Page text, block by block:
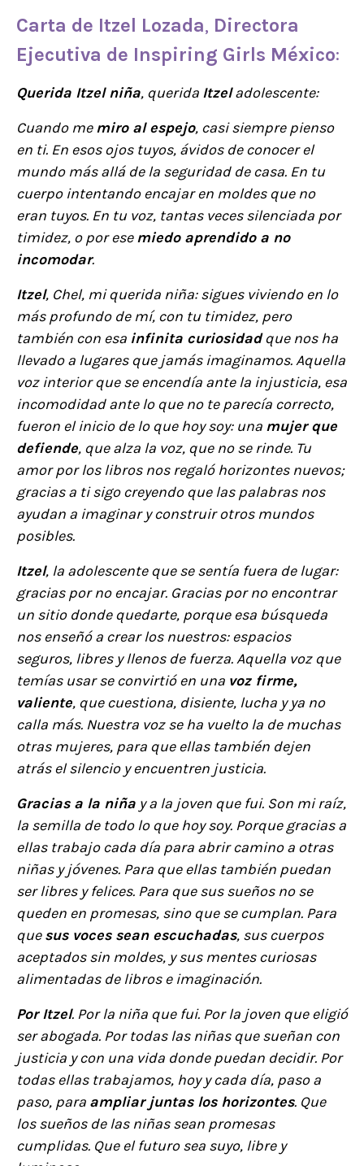
Carta de Itzel Lozada, Directora
Ejecutiva de Inspiring Girls México:
Querida Itzel niña, querida Itzeladolescente:
Cuando memiro al espejo, casi siempre pienso
en ti. En esos ojos tuyos, ávidos de conocer el
mundo más allá de la seguridad de casa. En tu
cuerpo intentando encajar en moldes que no
eran tuyos. En tu voz, tantas veces silenciada por
timidez, o por esemiedo aprendido a no
incomodar.
Itzel, Chel, mi querida niña: sigues viviendo en lo
más profundo de mí, con tu timidez, pero
también con esa infinita curiosidadque nos ha
llevado a lugares que jamás imaginamos. Aquella
voz interior que se encendía ante la injusticia, esa
incomodidad ante lo que no te parecía correcto,
fueron el inicio de lo que hoy soy: una mujer que
defiende, que alza la voz, que no se rinde. Tu
amor por los libros nos regaló horizontes nuevos;
gracias a ti sigo creyendo que las palabras nos
ayudan a imaginar y construir otros mundos
posibles.
Itzel, la adolescente que se sentía fuera de lugar:
gracias por no encajar. Gracias por no encontrar
un sitio donde quedarte, porque esa búsqueda
nos enseñó a crear los nuestros: espacios
seguros, libres y llenos de fuerza. Aquella voz que
temías usar se convirtió en una voz firme,
valiente, que cuestiona, disiente, lucha y ya no
calla más. Nuestra voz se ha vuelto la de muchas
otras mujeres, para que ellas también dejen
atrás el silencio y encuentren justicia.
Gracias a la niña y a la joven que fui. Son mi raíz,
la semilla de todo lo que hoy soy. Porque gracias a
ellas trabajo cada día para abrir camino a otras
niñas y jóvenes. Para que ellas también puedan
ser libres y felices. Para que sus sueños no se
queden en promesas, sino que se cumplan. Para
quesus voces sean escuchadas, sus cuerpos
aceptados sin moldes, y sus mentes curiosas
alimentadas de libros e imaginación.
Por Itzel. Por la niña que fui. Por la joven que eligió
ser abogada. Por todas las niñas que sueñan con
justicia y con una vida donde puedan decidir. Por
todas ellas trabajamos, hoy y cada día, paso a
paso, para ampliar juntas los horizontes. Que
los sueños de las niñas sean promesas
cumplidas. Que el futuro sea suyo, libre y